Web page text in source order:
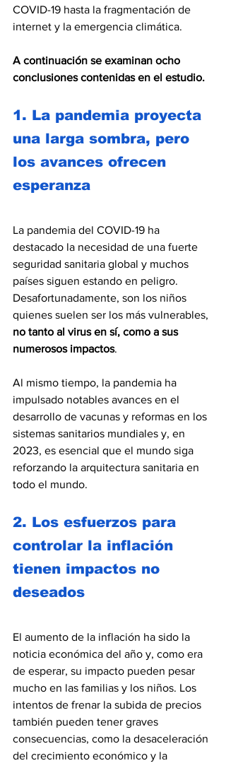
COVID-19 hasta la fragmentación de
internet y la emergencia climática.
A continuación se examinan ocho
conclusiones contenidas en el estudio.
1. La pandemia proyecta
una larga sombra, pero
los avances ofrecen
esperanza
La pandemia del COVID-19 ha
destacado la necesidad de una fuerte
seguridad sanitaria global y muchos
países siguen estando en peligro.
Desafortunadamente, son los niños
quienes suelen ser los más vulnerables,
no tanto al virus en sí, como a sus
numerosos impactos.
Al mismo tiempo, la pandemia ha
impulsado notables avances en el
desarrollo de vacunas y reformas en los
sistemas sanitarios mundiales y, en
2023, es esencial que el mundo siga
reforzando la arquitectura sanitaria en
todo el mundo.
2. Los esfuerzos para
controlar la inflación
tienen impactos no
deseados
El aumento de la inflación ha sido la
noticia económica del año y, como era
de esperar, su impacto pueden pesar
mucho en las familias y los niños. Los
intentos de frenar la subida de precios
también pueden tener graves
consecuencias, como la desaceleración
del crecimiento económico y la